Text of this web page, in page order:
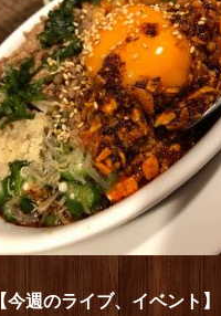
【今週のライブ、イベント】